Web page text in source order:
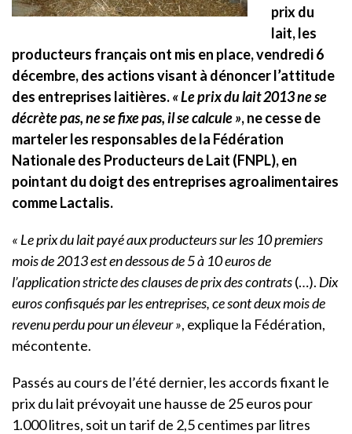
prix du
lait, les
producteurs français ont mis en place, vendredi 6
décembre, des actions visant à dénoncer l’attitude
des entreprises laitières.« Le prix du lait 2013 ne se
décrète pas, ne se fixe pas, il se calcule », ne cesse de
marteler les responsables de la Fédération
Nationale des Producteurs de Lait (FNPL), en
pointant du doigt des entreprises agroalimentaires
comme Lactalis.
« Le prix du lait payé aux producteurs sur les 10 premiers
mois de 2013 est en dessous de 5 à 10 euros de
l’application stricte des clauses de prix des contrats(…). Dix
euros confisqués par les entreprises, ce sont deux mois de
revenu perdu pour un éleveur », explique la Fédération,
mécontente.
Passés au cours de l’été dernier, les accords fixant le
prix du lait prévoyait une hausse de 25 euros pour
1.000 litres, soit un tarif de 2,5 centimes par litres